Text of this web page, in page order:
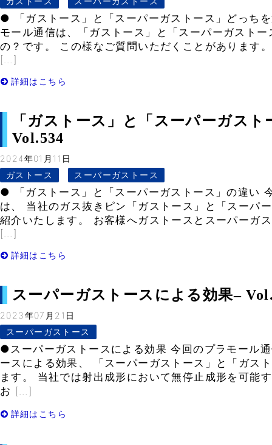
● 「ガストース」と「スーパーガストース」どっち
モール通信は、「ガストース」と「スーパーガスト
の？です。 この様なご質問いただくことがあります
[…]
詳細はこちら
「ガストース」と「スーパーガスト
Vol.534
2024年01月11日
ガストース
スーパーガストース
● 「ガストース」と「スーパーガストース」の違い
は、 当社のガス抜きピン「ガストース」と「スーパ
紹介いたします。 お客様へガストースとスーパーガ
[…]
詳細はこちら
スーパーガストースによる効果–
2023年07月21日
スーパーガストース
●スーパーガストースによる効果 今回のプラモール
ースによる効果、 「スーパーガストース」と「ガス
ます。 当社では射出成形において無停止成形を可能
お […]
詳細はこちら